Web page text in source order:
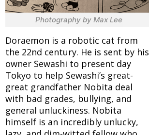
Photography by Max Lee
Doraemon is a robotic cat from
the 22nd century. He is sent by his
owner Sewashi to present day
Tokyo to help Sewashi’s great-
great grandfather Nobita deal
with bad grades, bullying, and
general unluckiness. Nobita
himself is an incredibly unlucky,